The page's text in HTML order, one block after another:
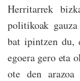
Herritarrek
politikoak
bat ipintzen du,
egoera gero eta
ote den arazoa